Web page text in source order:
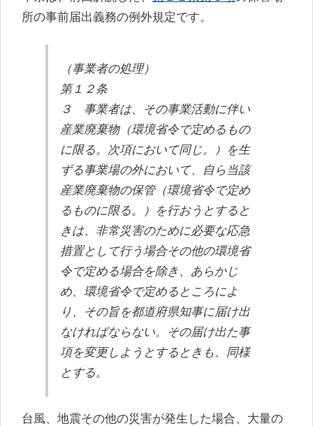
所の事前届出義務の例外規定です。
（事業者の処理）
第１２条
３ 事業者は、その事業活動に伴い
産業廃棄物（環境省令で定めるもの
に限る。 次項において同じ。）を生
ずる事業場の外において、自ら当該
産業廃棄物の保管（環境省令で定め
るものに限る。
）を行おうとすると
きは、非常災害のために必要な応急
措置として行う場合その他の環境省
令で定める場合を除き、あらかじ
め、環境省令で定めるところによ
り、その旨を都道府県知事に届け出
なければならない。その届け出た事
項を変更しようとするときも、同様
とする。
台風、地震その他の災害が発生した場合、大量の